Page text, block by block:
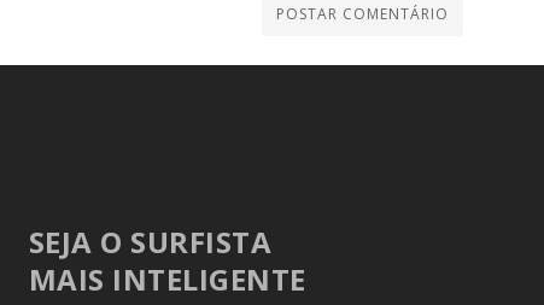
SEJA O SURFISTA
MAIS INTELIGENTE